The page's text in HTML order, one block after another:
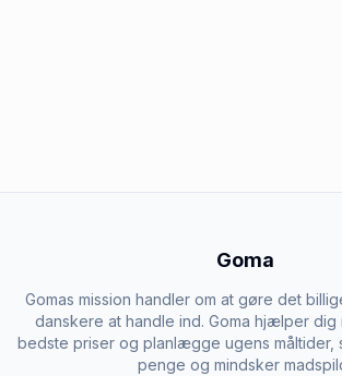
Goma
Gomas mission handler om at gøre det
danskere at handle ind. Goma hjælper dig
bedste priser og planlægge ugens måltider,
penge og mindsker